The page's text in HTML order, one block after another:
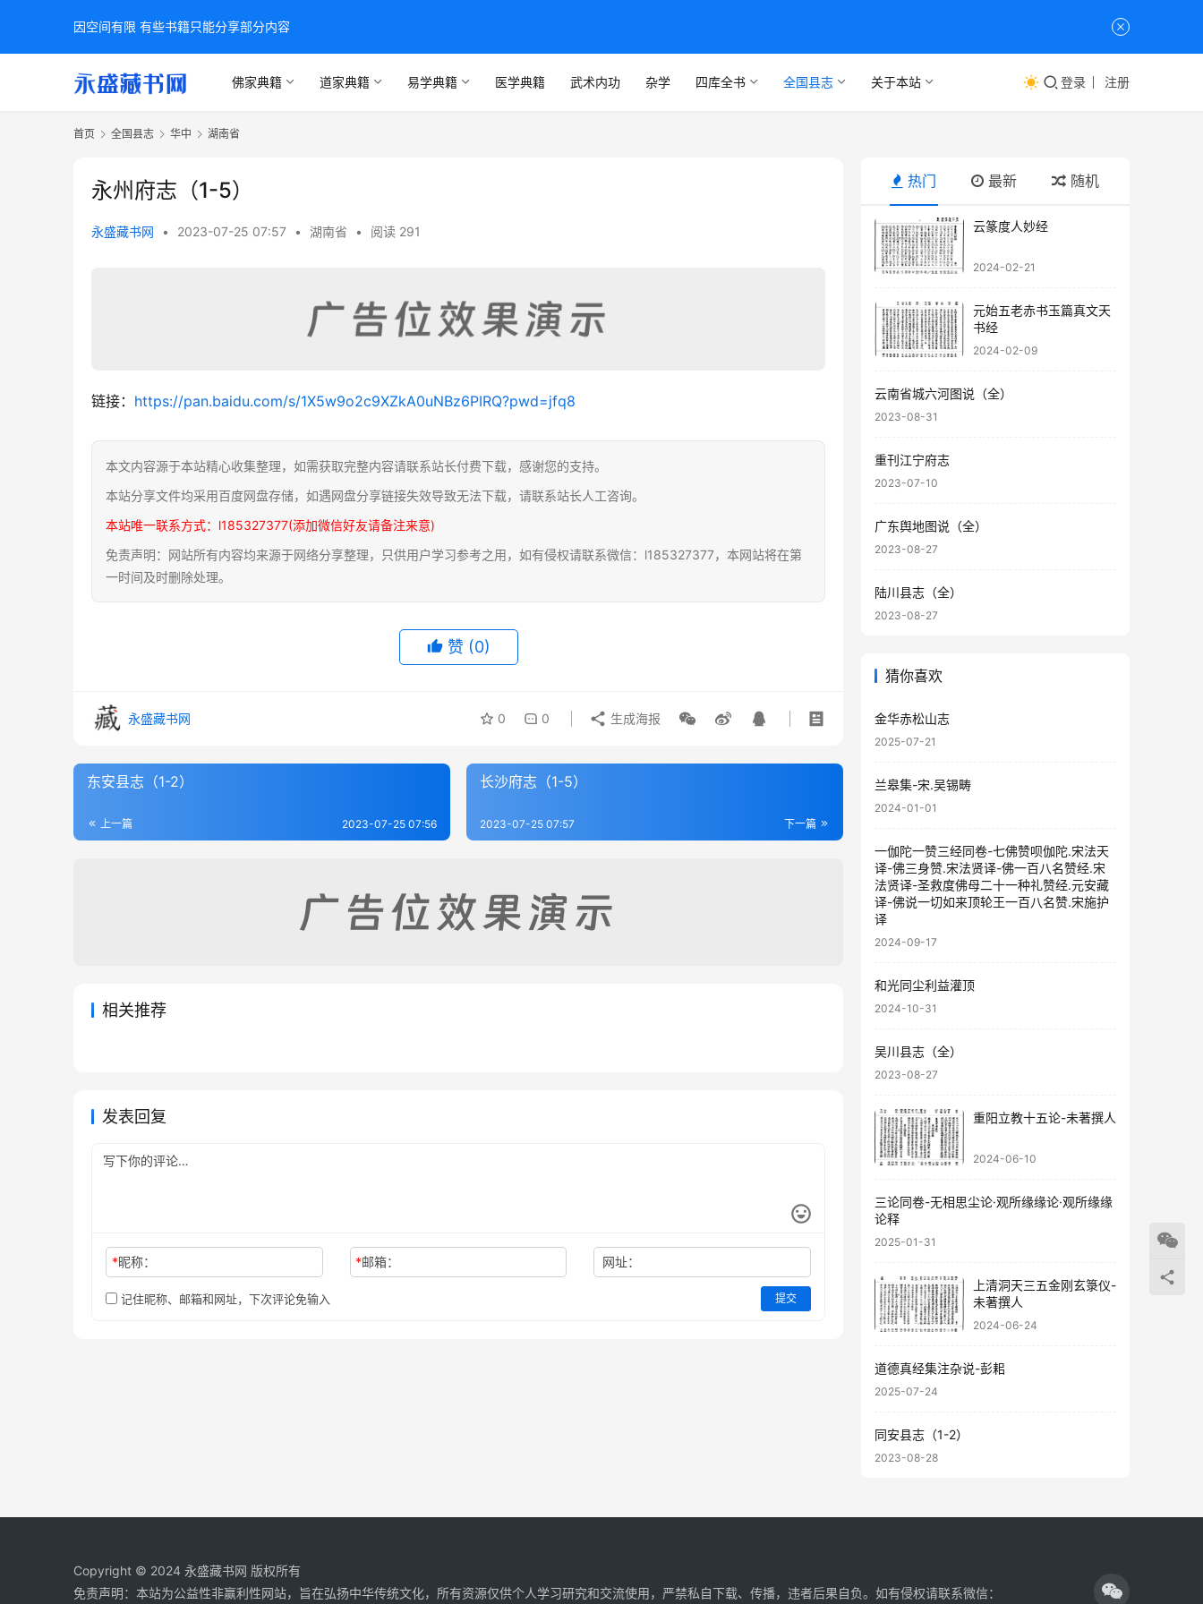
佛家典籍 道家典籍 易学典籍 医学典籍 武术内功 杂学 四库全书 全国县志 关于本站 登录 注册
首页 全国县志 华中 湖南省
永州府志（1-5）
永盛藏书网 • 2023-07-25 07:57 • 湖南省 • 阅读 291
链接： https://pan.baidu.com/s/1X5w9o2c9XZkA0uNBz6PIRQ?pwd=jfq8
本文内容源于本站精心收集整理，如需获取完整内容请联系站长付费下载，感谢您的支持。
本站分享文件均采用百度网盘存储，如遇网盘分享链接失效导致无法下载，请联系站长人工咨询。
本站唯一联系方式：l185327377(添加微信好友请备注来意)
免责声明：网站所有内容均来源于网络分享整理，只供用户学习参考之用，如有侵权请联系微信：l185327377，本网站将在第
一时间及时删除处理。
赞 (0)
永盛藏书网 0 0 生成海报
东安县志（1-2）
上一篇 2023-07-25 07:56
长沙府志（1-5）
下一篇
2023-07-25 07:57
相关推荐
发表回复
*昵称： *邮箱： 网址：
记住昵称、邮箱和网址，下次评论免输入 提交
热门 最新 随机
云篆度人妙经
2024-02-21
元始五老赤书玉篇真文天
书经
2024-02-09
云南省城六河图说（全）
2023-08-31
重刊江宁府志
2023-07-10
广东舆地图说（全）
2023-08-27
陆川县志（全）
2023-08-27
猜你喜欢
金华赤松山志
2025-07-21
兰皋集-宋.吴锡畴
2024-01-01
一伽陀一赞三经同卷-七佛赞呗伽陀.宋法天
译-佛三身赞.宋法贤译-佛一百八名赞经.宋
法贤译-圣救度佛母二十一种礼赞经.元安藏
译-佛说一切如来顶轮王一百八名赞.宋施护
译
2024-09-17
和光同尘利益灌顶
2024-10-31
吴川县志（全）
2023-08-27
重阳立教十五论-未著撰人
2024-06-10
三论同卷-无相思尘论·观所缘缘论·观所缘缘
论释
2025-01-31
上清洞天三五金刚玄箓仪-
未著撰人
2024-06-24
道德真经集注杂说-彭耜
2025-07-24
同安县志（1-2）
2023-08-28
Copyright © 2024 永盛藏书网 版权所有
免责声明：本站为公益性非赢利性网站，旨在弘扬中华传统文化，所有资源仅供个人学习研究和交流使用，严禁私自下载、传播，违者后果自负。如有侵权请联系微信：
因空间有限 有些书籍只能分享部分内容